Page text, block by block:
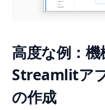
高度な例：
Streamlitア
の作成